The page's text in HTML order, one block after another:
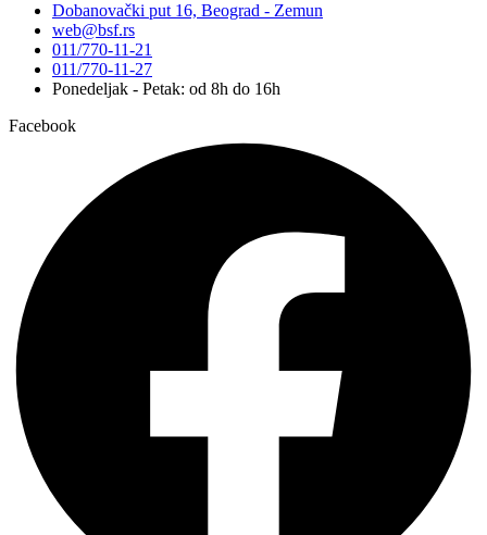
Dobanovački put 16, Beograd - Zemun
web@bsf.rs
011/770-11-21
011/770-11-27
Ponedeljak - Petak: od 8h do 16h
Facebook